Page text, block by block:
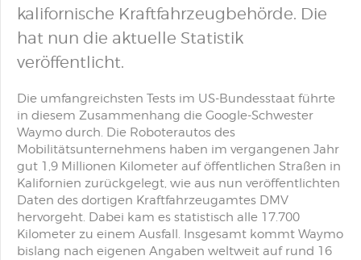
kalifornische Kraftfahrzeugbehörde. Die
hat nun die aktuelle Statistik
veröffentlicht.
Die umfangreichsten Tests im US-Bundesstaat führte
in diesem Zusammenhang die Google-Schwester
Waymo durch. Die Roboterautos des
Mobilitätsunternehmens haben im vergangenen Jahr
gut 1,9 Millionen Kilometer auf öffentlichen Straßen in
Kalifornien zurückgelegt, wie aus nun veröffentlichten
Daten des dortigen Kraftfahrzeugamtes DMV
hervorgeht. Dabei kam es statistisch alle 17.700
Kilometer zu einem Ausfall. Insgesamt kommt Waymo
bislang nach eigenen Angaben weltweit auf rund 16